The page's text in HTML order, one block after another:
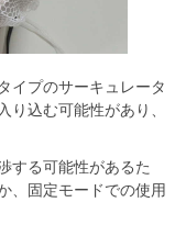
イプのサーキュレータ
り込む可能性があり、
する可能性があるた
、固定モードでの使用